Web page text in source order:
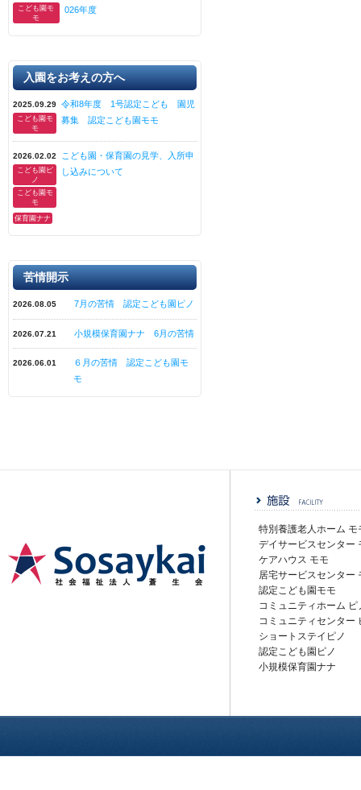
こども園モ
モ
026年度
入園をお考えの方へ
2025.09.29
こども園モ
モ
令和8年度 1号認定こども 園児
募集 認定こども園モモ
2026.02.02
こども園ピ
ノ
こども園モ
モ
保育園ナナ
こども園・保育園の見学、入所申
し込みについて
苦情開示
2026.08.05 7月の苦情 認定こども園ピノ
2026.07.21 小規模保育園ナナ 6月の苦情
2026.06.01
６月の苦情 認定こども園モ
モ
特別養護老人ホーム モ
デイサービスセンター
ケアハウス モモ
居宅サービスセンター
認定こども園モモ
コミュニティホーム ピ
コミュニティセンター
ショートステイピノ
認定こども園ピノ
小規模保育園ナナ